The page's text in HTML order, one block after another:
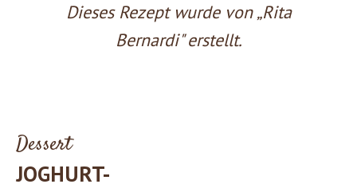
Dieses Rezept wurde von „Rita
Bernardi" erstellt.
Dessert
JOGHURT-